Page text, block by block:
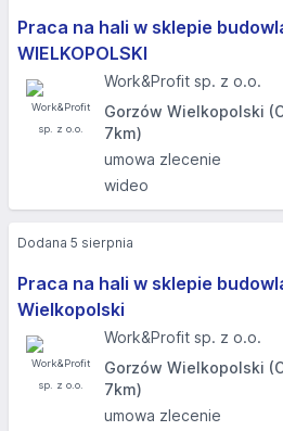
Praca na hali w sklepie
WIELKOPOLSKI​
Work&Profit sp. z o.o.
Gorzów Wielkopolski
7km)
umowa zlecenie
wideo
Praca na hali w sklepie
Wielkopolski
Work&Profit sp. z o.o.
Gorzów Wielkopolski
7km)
umowa zlecenie
Dodana 5 sierpnia